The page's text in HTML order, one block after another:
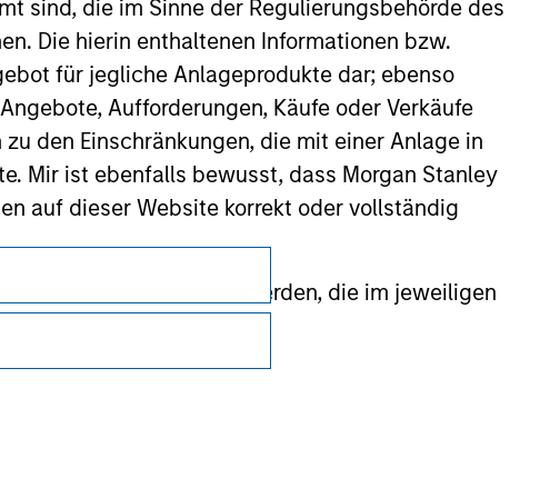
sind, die im Sinne der Regulierungsbehörde des
Die hierin enthaltenen Informationen bzw.
für jegliche Anlageprodukte dar; ebenso
Aufforderungen, Käufe oder Verkäufe
den Einschränkungen, die mit einer Anlage in
Mir ist ebenfalls bewusst, dass Morgan Stanley
auf dieser Website korrekt oder vollständig
Informationen gestellt werden, die im jeweiligen
Stanley Investment Management Limited
Datenschutz
Your Privacy Choices